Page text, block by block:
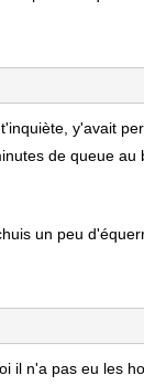
y'avait
de queue au
un peu
il n'a pas eu les